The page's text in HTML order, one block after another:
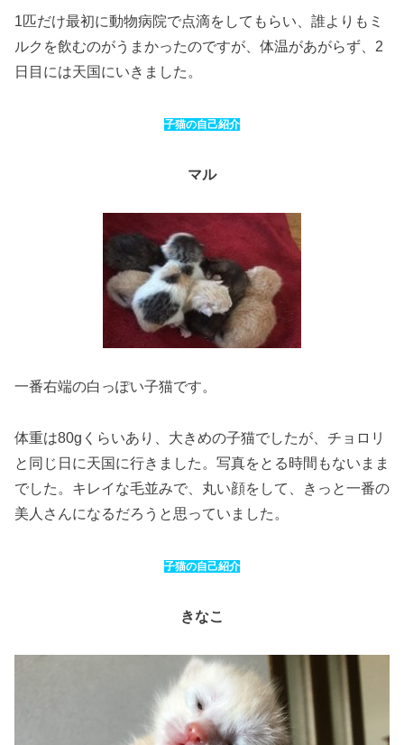
1匹だけ最初に動物病院で点滴をしてもらい、誰よりもミ
ルクを飲むのがうまかったのですが、体温があがらず、2
日目には天国にいきました。
子猫の自己紹介
マル
一番右端の白っぽい子猫です。
体重は80gくらいあり、大きめの子猫でしたが、チョロリ
と同じ日に天国に行きました。写真をとる時間もないまま
でした。キレイな毛並みで、丸い顔をして、きっと一番の
美人さんになるだろうと思っていました。
子猫の自己紹介
きなこ